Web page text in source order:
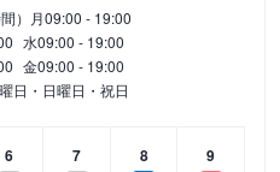
） 月09:00 - 19:00
水09:00 - 19:00
金09:00 - 19:00
日・日曜日・祝日
6
7
8
9